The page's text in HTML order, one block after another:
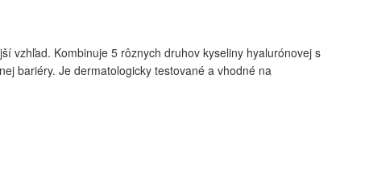
vzhľad. Kombinuje 5 rôznych druhov kyseliny hyalurónovej s
bariéry. Je dermatologicky testované a vhodné na